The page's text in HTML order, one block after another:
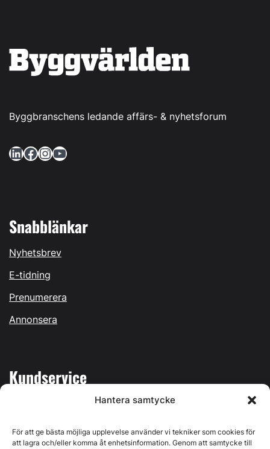
Hantera samtycke
För att ge bästa möjliga upplevelse använder vi tekniker som cookies för
att lagra och/eller komma åt enhetsinformation. Genom att samtycke till
Byggbranschens ledande affärs- & nyhetsforum
LinkedIn Facebook InstagramYouTube
Snabblänkar
Nyhetsbrev
E-tidning
Prenumerera
Annonsera
Kundservice
Kontakta oss